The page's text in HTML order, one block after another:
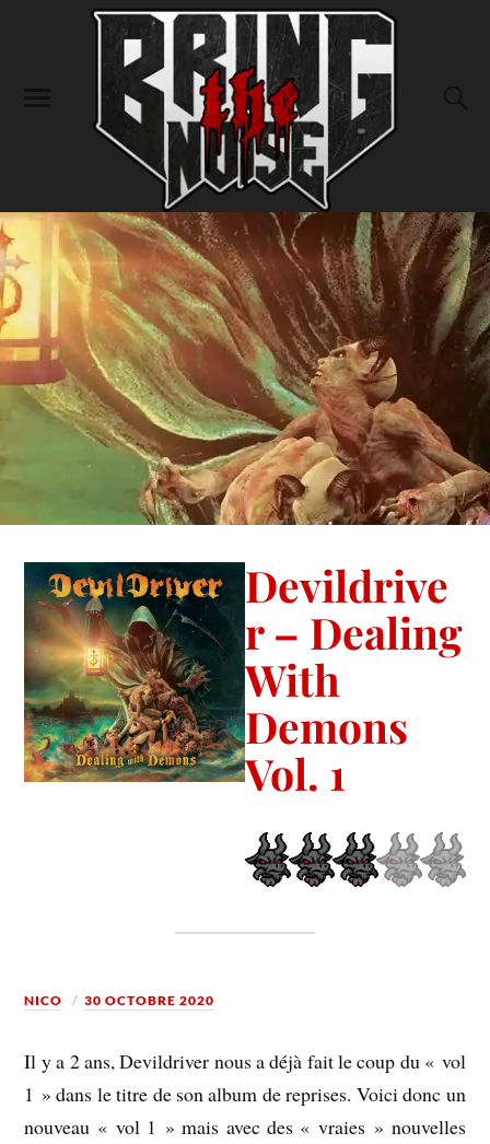
Devildrive
r – Dealing
With
Demons
Vol. 1
NICO 30 OCTOBRE 2020
Il y a 2 ans, Devildriver nous a déjà fait le coup du « vol
1 » dans le titre de son album de reprises. Voici donc un
nouveau « vol 1 » mais avec des « vraies » nouvelles